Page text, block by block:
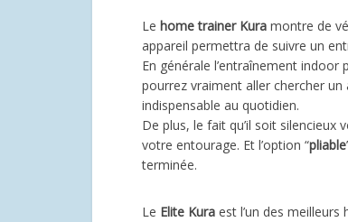
Le home trainer Kura montre de
appareil permettra de suivre un
En générale l’entraînement
pourrez vraiment aller chercher
indispensable au quotidien.
De plus, le fait qu’il soit silencieux
votre entourage. Et l’option “pliable
terminée.
Le Elite Kura est l’un des